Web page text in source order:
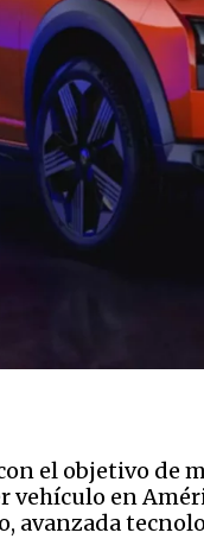
el objetivo de
vehículo en
avanzada